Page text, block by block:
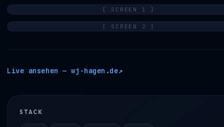
[ SCREEN 1 ]
[ SCREEN 2 ]
Live ansehen —wj-hagen.de↗
STACK